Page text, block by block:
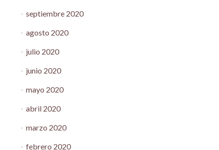
septiembre 2020
agosto 2020
julio 2020
junio 2020
mayo 2020
abril 2020
marzo 2020
febrero 2020